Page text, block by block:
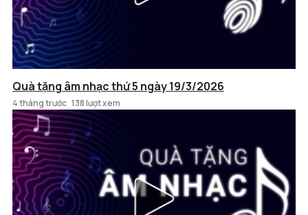
Quà tặng âm nhạc thứ 5 ngày 19/3/2026
4 tháng trước 138 lượt xem